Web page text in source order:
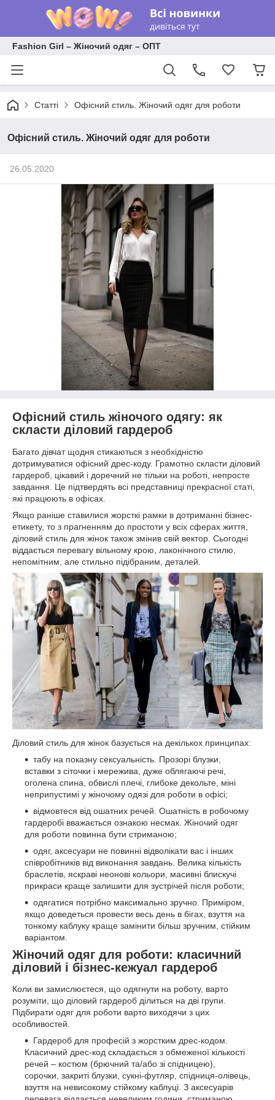
Fashion Girl – Жіночий одяг – ОПТ
Статті Офісний стиль. Жіночий одяг для роботи
Офісний стиль. Жіночий одяг для роботи
26.05.2020
Офісний стиль жіночого одягу: як
скласти діловий гардероб
Багато дівчат щодня стикаються з необхідністю
дотримуватися офісний дрес-коду. Грамотно скласти діловий
гардероб, цікавий і доречний не тільки на роботі, непросте
завдання. Це підтвердять всі представниці прекрасної статі,
які працюють в офісах.
Якщо раніше ставилися жорсткі рамки в дотриманні бізнес-
етикету, то з прагненням до простоти у всіх сферах життя,
діловий стиль для жінок також змінив свій вектор. Сьогодні
віддається перевагу вільному крою, лаконічного стилю,
непомітним, але стильно підібраним, деталей.
Діловий стиль для жінок базується на декількох принципах:
табу на показну сексуальність. Прозорі блузки,
вставки з сіточки і мережива, дуже облягаючі речі,
оголена спина, обвислі плечі, глибоке декольте, міні
неприпустимі у жіночому одязі для роботи в офісі;
відмовтеся від ошатних речей. Ошатність в робочому
гардеробі вважається ознакою несмак. Жіночий одяг
для роботи повинна бути стриманою;
одяг, аксесуари не повинні відволікати вас і інших
співробітників від виконання завдань. Велика кількість
браслетів, яскраві неонові кольори, масивні блискучі
прикраси краще залишити для зустрічей після роботи;
одягатися потрібно максимально зручно. Приміром,
якщо доведеться провести весь день в бігах, взуття на
тонкому каблуку краще замінити більш зручним, стійким
варіантом.
Жіночий одяг для роботи: класичний
діловий і бізнес-кежуал гардероб
Коли ви замислюєтеся, що одягнути на роботу, варто
розуміти, що діловий гардероб ділиться на дві групи.
Підбирати одяг для роботи варто виходячи з цих
особливостей.
Гардероб для професій з жорстким дрес-кодом.
Класичний дрес-код складається з обмеженої кількості
речей – костюм (брючний та/або зі спідницею),
сорочки, закриті блузки, сукні-футляр, спідниця-олівець,
взуття на невисокому стійкому каблуці. З аксесуарів